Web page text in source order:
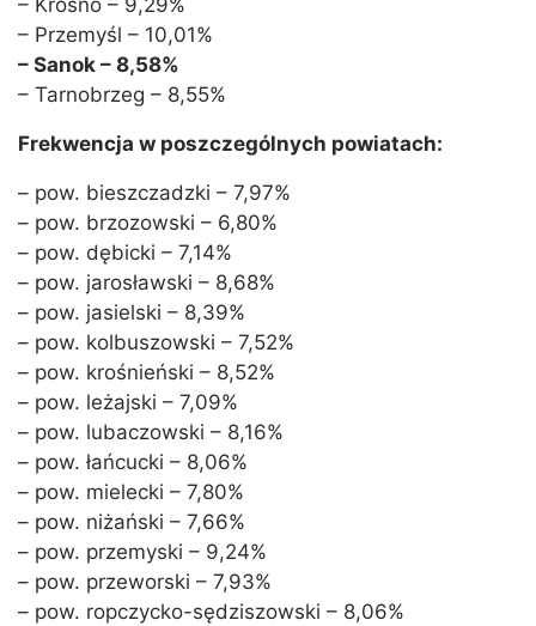
– Krosno – 9,29%
– Przemyśl – 10,01%
– Sanok – 8,58%
– Tarnobrzeg – 8,55%
Frekwencja w poszczególnych powiatach:
– pow. bieszczadzki – 7,97%
– pow. brzozowski – 6,80%
– pow. dębicki – 7,14%
– pow. jarosławski – 8,68%
– pow. jasielski – 8,39%
– pow. kolbuszowski – 7,52%
– pow. krośnieński – 8,52%
– pow. leżajski – 7,09%
– pow. lubaczowski – 8,16%
– pow. łańcucki – 8,06%
– pow. mielecki – 7,80%
– pow. niżański – 7,66%
– pow. przemyski – 9,24%
– pow. przeworski – 7,93%
– pow. ropczycko-sędziszowski – 8,06%